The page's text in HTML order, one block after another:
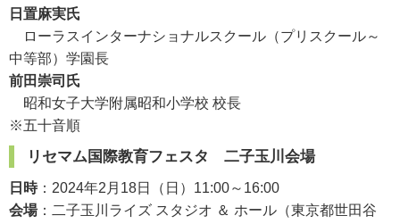
日置麻実氏
ローラスインターナショナルスクール（プリスクール～
中等部）学園長
前田崇司氏
昭和女子大学附属昭和小学校 校長
※五十音順
リセマム国際教育フェスタ 二子玉川会場
日時：2024年2月18日（日）11:00～16:00
会場：二子玉川ライズ スタジオ ＆ ホール（東京都世田谷